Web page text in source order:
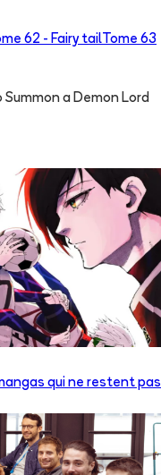
62 - Fairy tail Tome 63
a Demon Lord
qui ne restent pas